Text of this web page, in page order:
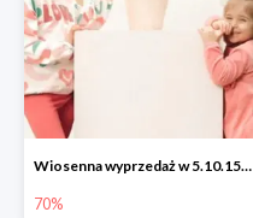
Wiosenna wyprzedaż w 5.10.15 do -70%
70%